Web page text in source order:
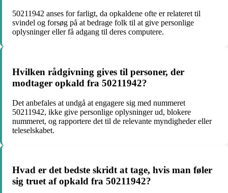
50211942 anses for farligt, da opkaldene ofte er relateret til
svindel og forsøg på at bedrage folk til at give personlige
oplysninger eller få adgang til deres computere.
Hvilken rådgivning gives til personer, der
modtager opkald fra 50211942?
Det anbefales at undgå at engagere sig med nummeret
50211942, ikke give personlige oplysninger ud, blokere
nummeret, og rapportere det til de relevante myndigheder eller
teleselskabet.
Hvad er det bedste skridt at tage, hvis man føler
sig truet af opkald fra 50211942?